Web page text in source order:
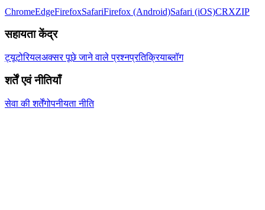
ChromeEdgeFirefoxSafariFirefox (Android)Safari (iOS)CRXZIP
सहायता केंद्र
ट्यूटोरियलअक्सर पूछे जाने वाले प्रश्नप्रतिक्रियाब्लॉग
शर्तें एवं नीतियाँ
सेवा की शर्तेंगोपनीयता नीति